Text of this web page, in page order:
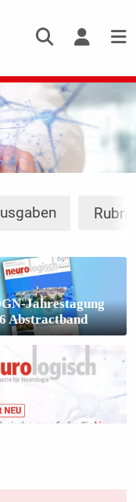
Jahrestagung
Abstractband